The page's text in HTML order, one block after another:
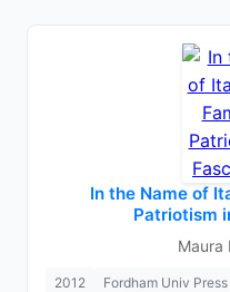
In the Name of
Patriotism
Maura
2012 Fordham Univ Press